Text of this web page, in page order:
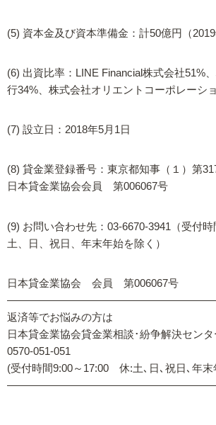
(5) 資本金及び資本準備金：計50億円（2019
(6) 出資比率：LINE Financial株式会社51%
行34%、株式会社オリエントコーポレーシ
(7) 設立日：2018年5月1日
(8) 貸金業登録番号：東京都知事（１）第
日本貸金業協会会員 第006067号
(9) お問い合わせ先：03-6670-3941（受付
土、日、祝日、年末年始を除く）
日本貸金業協会 会員 第006067号
返済等でお悩みの方は
日本貸金業協会貸金業相談･紛争解決センタ
0570-051-051
(受付時間9:00～17:00 休:土､日､祝日､年末